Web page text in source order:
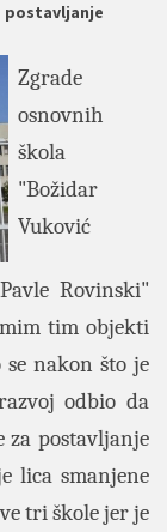
postavljanje
Zgrade
osnovnih
škola
"Božidar
Vuković
Rovinski"
tim objekti
nakon što je
odbio da
za postavljanje
lica smanjene
tri škole jer je